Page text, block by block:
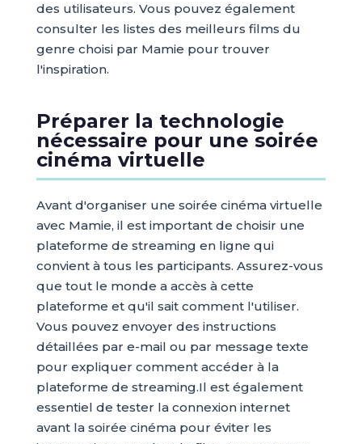
des utilisateurs. Vous pouvez également
consulter les listes des meilleurs films du
genre choisi par Mamie pour trouver
l'inspiration.
Préparer la technologie
nécessaire pour une soirée
cinéma virtuelle
Avant d'organiser une soirée cinéma virtuelle
avec Mamie, il est important de choisir une
plateforme de streaming en ligne qui
convient à tous les participants. Assurez-vous
que tout le monde a accès à cette
plateforme et qu'il sait comment l'utiliser.
Vous pouvez envoyer des instructions
détaillées par e-mail ou par message texte
pour expliquer comment accéder à la
plateforme de streaming.Il est également
essentiel de tester la connexion internet
avant la soirée cinéma pour éviter les